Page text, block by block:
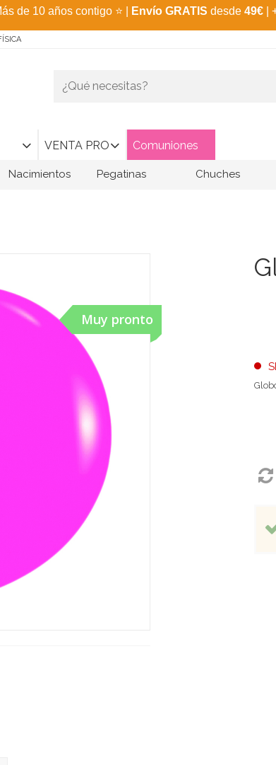
de 10 años contigo ⭐ Envío GRATIS desde 49€ |
VENTA PRO Comuniones
Nacimientos Pegatinas Chuches
Muy pronto